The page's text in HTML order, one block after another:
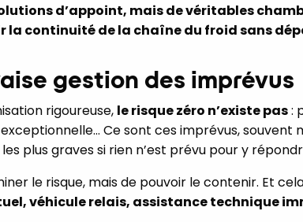
d’appoint, mais de véritables
la continuité de la chaîne du froid sans
gestion des imprévus
rigoureuse, le risque zéro n’existe pas:
Ce sont ces imprévus, souvent
plus graves si rien n’est prévu pour y
le risque, mais de pouvoir le contenir. Et
véhicule relais, assistance technique